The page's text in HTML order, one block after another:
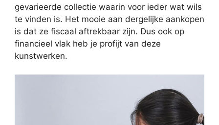
gevarieerde collectie waarin voor ieder wat wils
te vinden is. Het mooie aan dergelijke aankopen
is dat ze fiscaal aftrekbaar zijn. Dus ook op
financieel vlak heb je profijt van deze
kunstwerken.